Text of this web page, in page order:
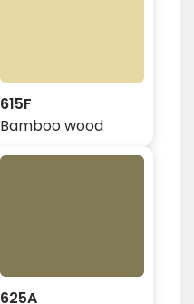
615F
Bamboo wood
625A